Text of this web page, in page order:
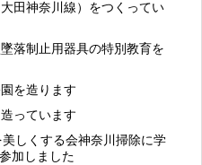
田神奈川線）をつくってい
落制止用器具の特別教育を
を造ります
っています
しくする会神奈川掃除に学
加しました